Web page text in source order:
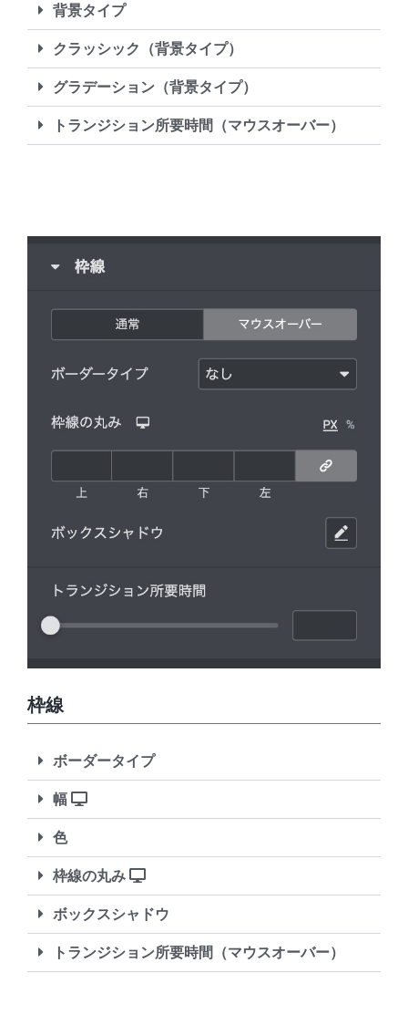
背景タイプ
クラッシック（背景タイプ）
グラデーション（背景タイプ）
トランジション所要時間（マウスオーバー）
枠線
ボーダータイプ
幅
色
枠線の丸み
ボックスシャドウ
トランジション所要時間（マウスオーバー）